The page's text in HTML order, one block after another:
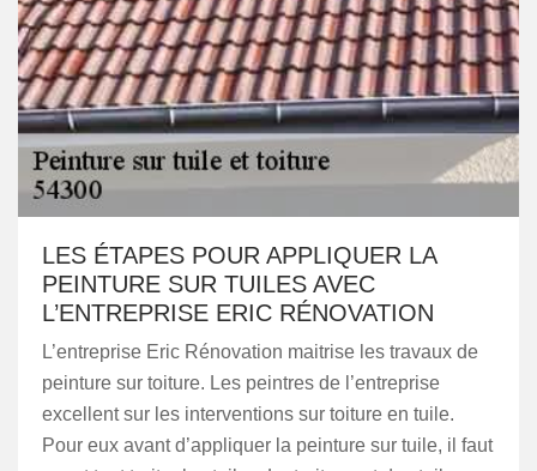
LES ÉTAPES POUR APPLIQUER LA
PEINTURE SUR TUILES AVEC
L’ENTREPRISE ERIC RÉNOVATION
L’entreprise Eric Rénovation maitrise les travaux de
peinture sur toiture. Les peintres de l’entreprise
excellent sur les interventions sur toiture en tuile.
Pour eux avant d’appliquer la peinture sur tuile, il faut